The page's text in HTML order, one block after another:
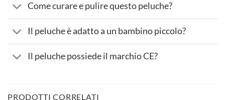
Come curare e pulire questo peluche?
Il peluche è adatto a un bambino piccolo?
Il peluche possiede il marchio CE?
PRODOTTI CORRELATI